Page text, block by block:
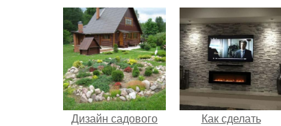
Дизайн садового
Как сделать